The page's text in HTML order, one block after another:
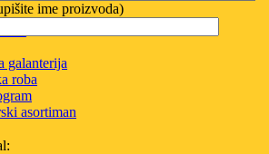
galanterija
roba
asortiman
ime proizvoda)